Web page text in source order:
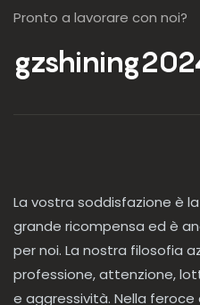
Pronto a lavorare con noi?
La vostra soddisfazione è
grande ricompensa ed è
per noi. La nostra filosofia
professione, attenzione,
e aggressività. Nella